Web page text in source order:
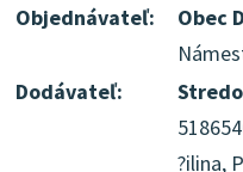
Objednávateľ:
Obec
Dodávateľ:
?ilina,